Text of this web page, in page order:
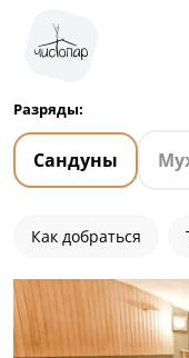
Разряды:
Сандуны
Как добраться